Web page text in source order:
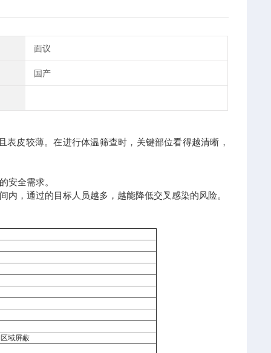
面议
国产
皮较薄。在进行体温筛查时，关键部位看得越清晰，
安全需求。
，通过的目标人员越多，越能降低交叉感染的风险。
域屏蔽